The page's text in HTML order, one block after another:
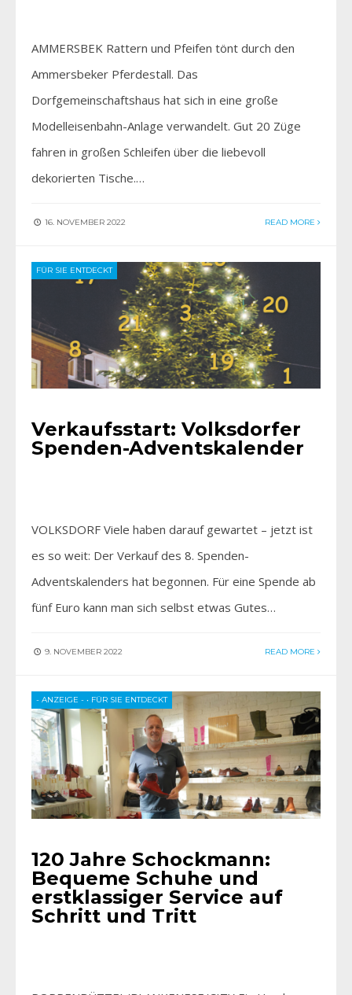
AMMERSBEK Rattern und Pfeifen tönt durch den
Ammersbeker Pferdestall. Das
Dorfgemeinschaftshaus hat sich in eine große
Modelleisenbahn-Anlage verwandelt. Gut 20 Züge
fahren in großen Schleifen über die liebevoll
dekorierten Tische.…
16. NOVEMBER 2022 READ MORE
FÜR SIE ENTDECKT
Verkaufsstart: Volksdorfer
Spenden-Adventskalender
VOLKSDORF Viele haben darauf gewartet – jetzt ist
es so weit: Der Verkauf des 8. Spenden-
Adventskalenders hat begonnen. Für eine Spende ab
fünf Euro kann man sich selbst etwas Gutes…
9. NOVEMBER 2022 READ MORE
- ANZEIGE - • FÜR SIE ENTDECKT
120 Jahre Schockmann:
Bequeme Schuhe und
erstklassiger Service auf
Schritt und Tritt